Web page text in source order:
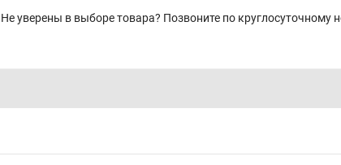
Не уверены в выборе товара? Позвоните по круглосуточному